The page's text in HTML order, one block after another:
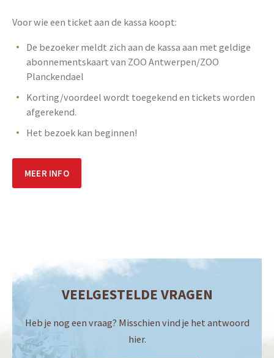
Voor wie een ticket aan de kassa koopt:
De bezoeker meldt zich aan de kassa aan met geldige
abonnementskaart van ZOO Antwerpen/ZOO
Planckendael
Korting/voordeel wordt toegekend en tickets worden
afgerekend.
Het bezoek kan beginnen!
MEER INFO
VEELGESTELDE VRAGEN
Heb je nog een vraag? Misschien vind je het antwoord
hier.